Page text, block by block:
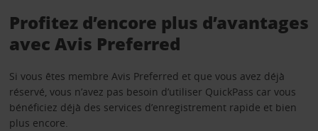
Profitez d’encore plus d’avantages
avec Avis Preferred
Si vous êtes membre Avis Preferred et que vous avez déjà
réservé, vous n’avez pas besoin d’utiliser QuickPass car vous
bénéficiez déjà des services d’enregistrement rapide et bien
plus encore.